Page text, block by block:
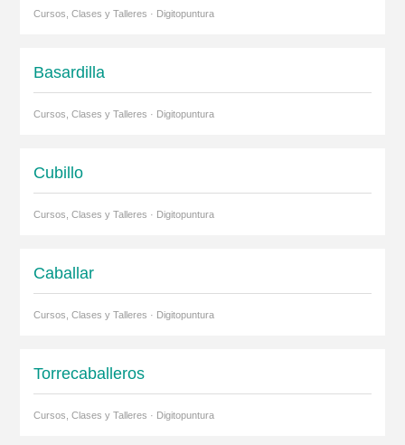
Cursos, Clases y Talleres · Digitopuntura
Basardilla
Cursos, Clases y Talleres · Digitopuntura
Cubillo
Cursos, Clases y Talleres · Digitopuntura
Caballar
Cursos, Clases y Talleres · Digitopuntura
Torrecaballeros
Cursos, Clases y Talleres · Digitopuntura